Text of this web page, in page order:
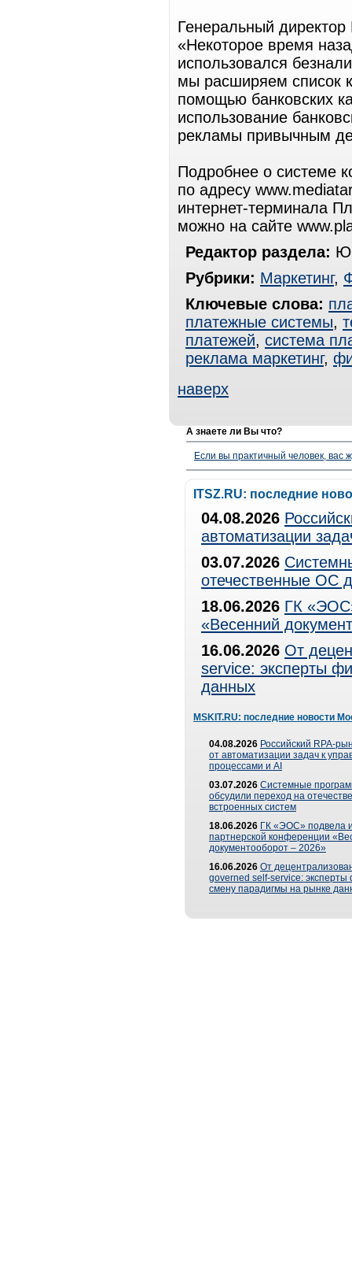
Генеральный
«Некоторое время
использовался
мы расширяем список
помощью банковских
использование
рекламы привычным
Подробнее о системе
по адресу
интернет-терминала
можно на сайте
Редактор раздела:
Рубрики: Маркетинг,
Ключевые слова:
платежные системы,
платежей, система
реклама маркетинг,
наверх
А знаете ли Вы что?
Если вы практичный человек, вас
ITSZ.RU: последние
04.08.2026
автоматизации
03.07.2026
отечественные ОС
18.06.2026 ГК
«Весенний
16.06.2026 От
service: эксперты
данных
MSKIT.RU: последние новости
04.08.2026 Российский RPA-
от автоматизации задач к
процессами и AI
03.07.2026 Системные
обсудили переход на
встроенных систем
18.06.2026 ГК «ЭОС» подвела
партнерской конференции
документооборот – 2026»
16.06.2026 От
governed self-service: эксперты
смену парадигмы на рынке